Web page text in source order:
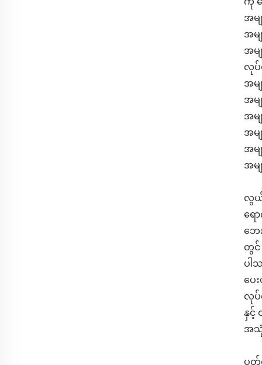
အမ
အမ
အမ
လုပ်
အမ
အမ
အမ
အမ
အမ
အမ
လွယ်
ရေ
ဘေ
တွင်
ပါ
ပေ
လုပ်
နှင့်
အသုံ
ပတ်